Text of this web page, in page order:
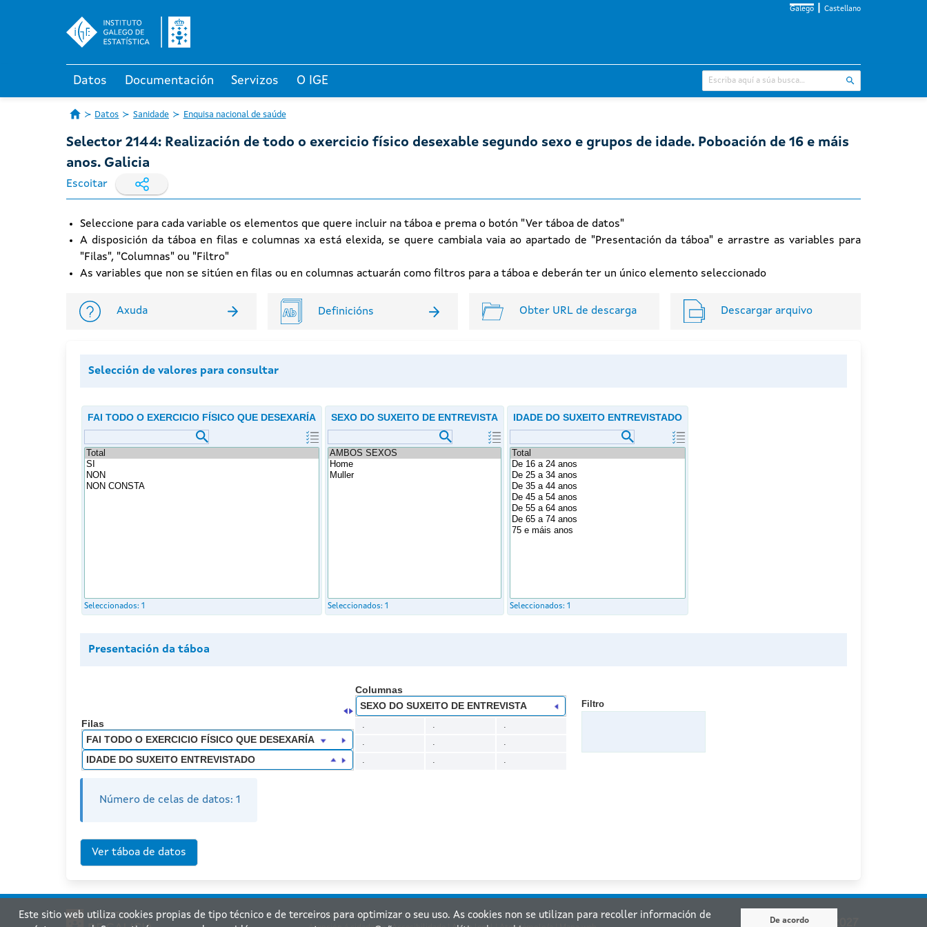
Galego Castellano
Datos Documentación Servizos O IGE
Datos Sanidade Enquisa nacional de saúde
Selector 2144: Realización de todo o exercicio físico desexable segundo sexo e grupos de idade. Poboación de 16 e máis
anos. Galicia
Escoitar
Seleccione para cada variable os elementos que quere incluir na táboa e prema o botón "Ver táboa de datos"
A disposición da táboa en filas e columnas xa está elexida, se quere cambiala vaia ao apartado de "Presentación da táboa" e arrastre as variables para
"Filas", "Columnas" ou "Filtro"
As variables que non se sitúen en filas ou en columnas actuarán como filtros para a táboa e deberán ter un único elemento seleccionado
Axuda Definicións Obter URL de descarga Descargar arquivo
Selección de valores para consultar
FAI TODO O EXERCICIO FÍSICO QUE DESEXARÍA
Seleccionados: 1
SEXO DO SUXEITO DE ENTREVISTA
Seleccionados: 1
IDADE DO SUXEITO ENTREVISTADO
Seleccionados: 1
Presentación da táboa
Columnas
SEXO DO SUXEITO DE ENTREVISTA
Filas
FAI TODO O EXERCICIO FÍSICO QUE DESEXARÍA
IDADE DO SUXEITO ENTREVISTADO
. .
.
.
.
.
.
. .
Filtro
Número de celas de datos: 1
Xunta de Galicia. Información mantida e publicada na internet pola Xunta de Galicia
Este sitio web utiliza cookies propias de tipo técnico e de terceiros para optimizar o seu uso. As cookies non se utilizan para recoller información de
De acordo